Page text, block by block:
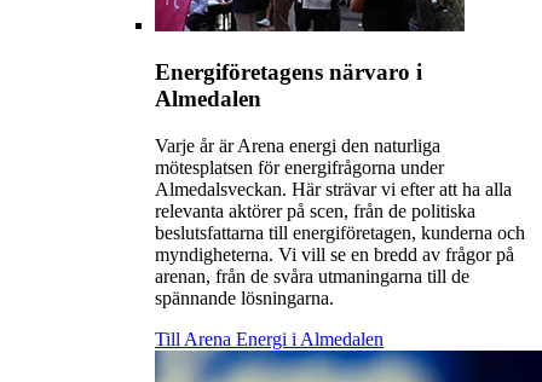
Energiföretagens närvaro i
Almedalen
Varje år är Arena energi den naturliga
mötesplatsen för energifrågorna under
Almedalsveckan. Här strävar vi efter att ha alla
relevanta aktörer på scen, från de politiska
beslutsfattarna till energiföretagen, kunderna och
myndigheterna. Vi vill se en bredd av frågor på
arenan, från de svåra utmaningarna till de
spännande lösningarna.
Till Arena Energi i Almedalen